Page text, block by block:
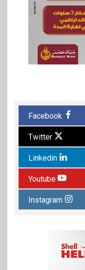
Facebook
Twitter
Linkedin
Youtube
Instagram